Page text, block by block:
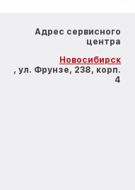
Адрес сервисного
центра
Новосибирск
, ул. Фрунзе, 238, корп.
4